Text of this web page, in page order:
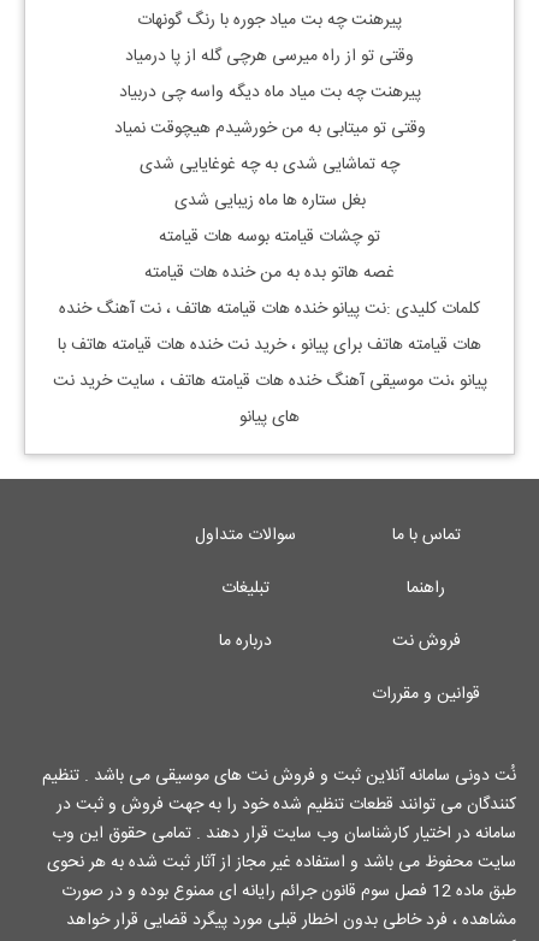
پیرهنت چه بت میاد جوره با رنگ گونهات
وقتی تو از راه میرسی هرچی گله از پا درمیاد
پیرهنت چه بت میاد ماه دیگه واسه چی دربیاد
وقتی تو میتابی به من خورشیدم هیچوقت نمیاد
چه تماشایی شدی به چه غوغایایی شدی
بغل ستاره ها ماه زیبایی شدی
تو چشات قیامته بوسه هات قیامته
غصه هاتو بده به من خنده هات قیامته
کلمات کلیدی :نت پیانوخنده هات قیامته هاتف، نت آهنگ خنده
هات قیامته هاتفبرای پیانو ، خرید نتخنده هات قیامته هاتفبا
پیانو ،نت موسیقی آهنگ خنده هات قیامته هاتف، سایت خرید نت
های پیانو
تماس با ما
سوالات متداول
راهنما
تبلیغات
فروش نت
درباره ما
قوانین و مقررات
نُت دونی سامانه آنلاین ثبت و فروش نت های موسیقی می باشد . تنظیم
کنندگان می توانند قطعات تنظیم شده خود را به جهت فروش و ثبت در
سامانه در اختیار کارشناسان وب سایت قرار دهند . تمامی حقوق این وب
سایت محفوظ می باشد و استفاده غیر مجاز از آثار ثبت شده به هر نحوی
طبق ماده 12 فصل سوم قانون جرائم رایانه ای ممنوع بوده و در صورت
مشاهده ، فرد خاطی بدون اخطار قبلی مورد پیگرد قضایی قرار خواهد